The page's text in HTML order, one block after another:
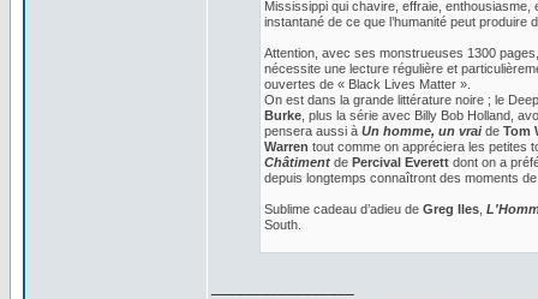
Mississippi qui chavire, effraie,
instantané de ce que l’humanité peut produire
Attention, avec ses monstrueuses 1300
nécessite une lecture régulière et
ouvertes de « Black Lives Matter ».
On est dans la grande littérature noire ; le
Burke , plus la série avec Billy Bob Holland,
pensera aussi à Un homme, un vraide Tom
Warren tout comme on appréciera les petites
Châtiment de Percival Everett dont on a
depuis longtemps connaîtront des moments
Sublime cadeau d’adieu de Greg Iles
South.